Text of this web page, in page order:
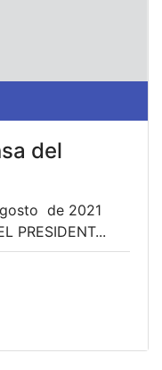
del
de 2021
PRESIDENT...